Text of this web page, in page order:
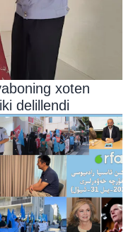
xoten
delillendi